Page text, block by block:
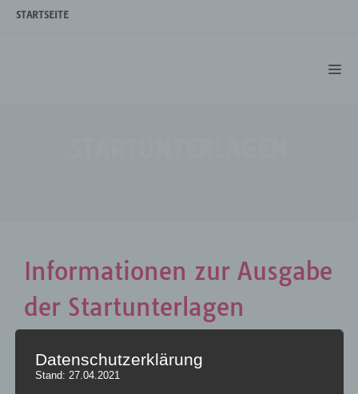
STARTSEITE
Informationen zur Ausgabe
der Startunterlagen
Am Veranstaltungstag:
Datenschutzerklärung
Stand: 27.04.2021